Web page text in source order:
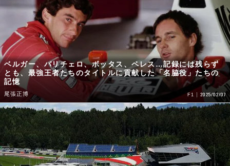
ベルガー、バリチェロ、ボッタス、ペレス…記録には残らず
とも、最強王者たちのタイトルに貢献した「名脇役」たちの
記憶
尾張正博 F1 2025/02/07